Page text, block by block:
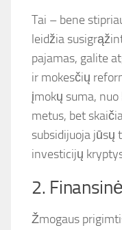
Tai – bene
leidžia
pajamas, galite
ir mokesčių
įmokų suma,
metus, bet
subsidijuoja jūsų
investicijų
2.
Žmogaus